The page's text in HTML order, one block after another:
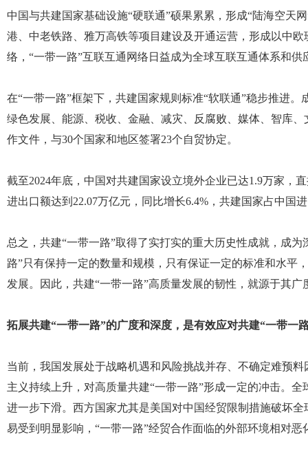
中国与共建国家基础设施“硬联通”硕果累累，形成“陆海空天
港、中老铁路、雅万高铁等项目建设及开通运营，形成以中
络，“一带一路”互联互通网络日益成为全球互联互通体系和供
在“一带一路”框架下，共建国家规则标准“软联通”稳步推进
绿色发展、能源、税收、金融、减灾、反腐败、媒体、智库
作文件，与30个国家和地区签署23个自贸协定。
截至2024年底，中国对共建国家设立境外企业已达1.9万家，
进出口额达到22.07万亿元，同比增长6.4%，共建国家占中国
总之，共建“一带一路”取得了实打实的重大历史性成就，成
路”只有保持一定的数量和规模，只有保证一定的标准和水平
发展。因此，共建“一带一路”高质量发展的韧性，就源于其广
拓展共建“一带一路”的广度和深度，是有效应对共建“一带一
当前，我国发展处于战略机遇和风险挑战并存、不确定难预
主义持续上升，对高质量共建“一带一路”形成一定的冲击。
进一步下滑。西方国家尤其是美国对中国经贸限制措施破坏
易受到明显影响，“一带一路”经贸合作面临的外部环境相对恶